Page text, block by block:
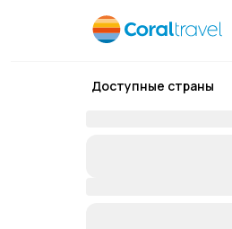
Доступные страны